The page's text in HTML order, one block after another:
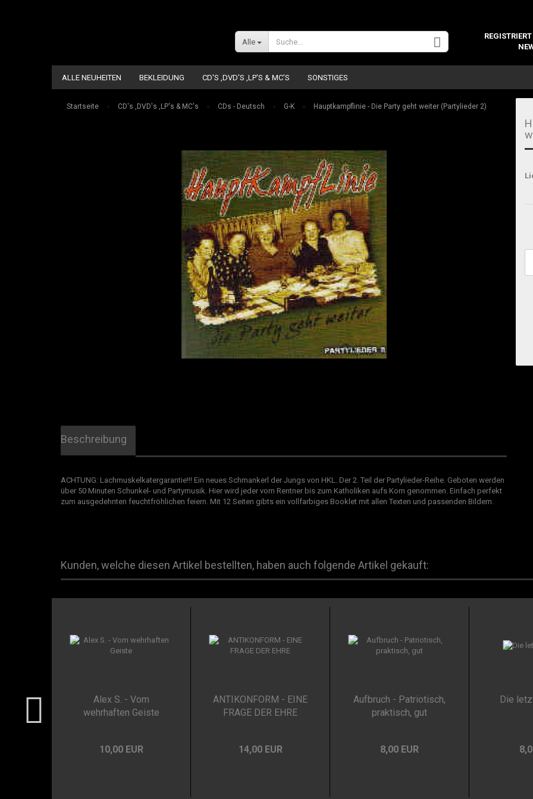
Alle
ALLE NEUHEITEN BEKLEIDUNG CD'S ,DVD'S ,LP'S & MC'S SONSTIGES
Startseite » CD's ,DVD's ,LP's & MC's » CDs - Deutsch » G-K » Hauptkampflinie - Die Party geht weiter (Partylieder 2)
Beschreibung
ACHTUNG: Lachmuskelkatergarantie!!! Ein neues Schmankerl der Jungs von HKL. Der 2. Teil der Partylieder-Reihe. Geboten werden
über 50 Minuten Schunkel- und Partymusik. Hier wird jeder vom Rentner bis zum Katholiken aufs Korn genommen. Einfach perfekt
zum ausgedehnten feuchtfröhlichen feiern. Mit 12 Seiten gibts ein vollfarbiges Booklet mit allen Texten und passenden Bildern.
Kunden, welche diesen Artikel bestellten, haben auch folgende Artikel gekauft:
Alex S. - Vom
wehrhaften Geiste
10,00 EUR
ANTIKONFORM - EINE
FRAGE DER EHRE
14,00 EUR
Aufbruch - Patriotisch,
praktisch, gut
8,00 EUR
Die